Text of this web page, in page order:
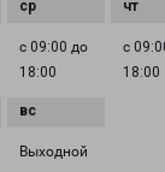
с 09:00 до
18:00
с
18:00
Выходной